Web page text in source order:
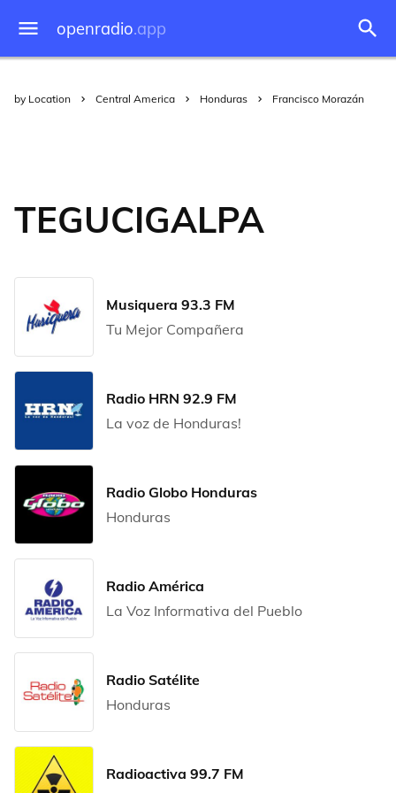
openradio.app
by Location Central America Honduras Francisco Morazán
TEGUCIGALPA
Musiquera 93.3 FM
Tu Mejor Compañera
Radio HRN 92.9 FM
La voz de Honduras!
Radio Globo Honduras
Honduras
Radio América
La Voz Informativa del Pueblo
Radio Satélite
Honduras
Radioactiva 99.7 FM